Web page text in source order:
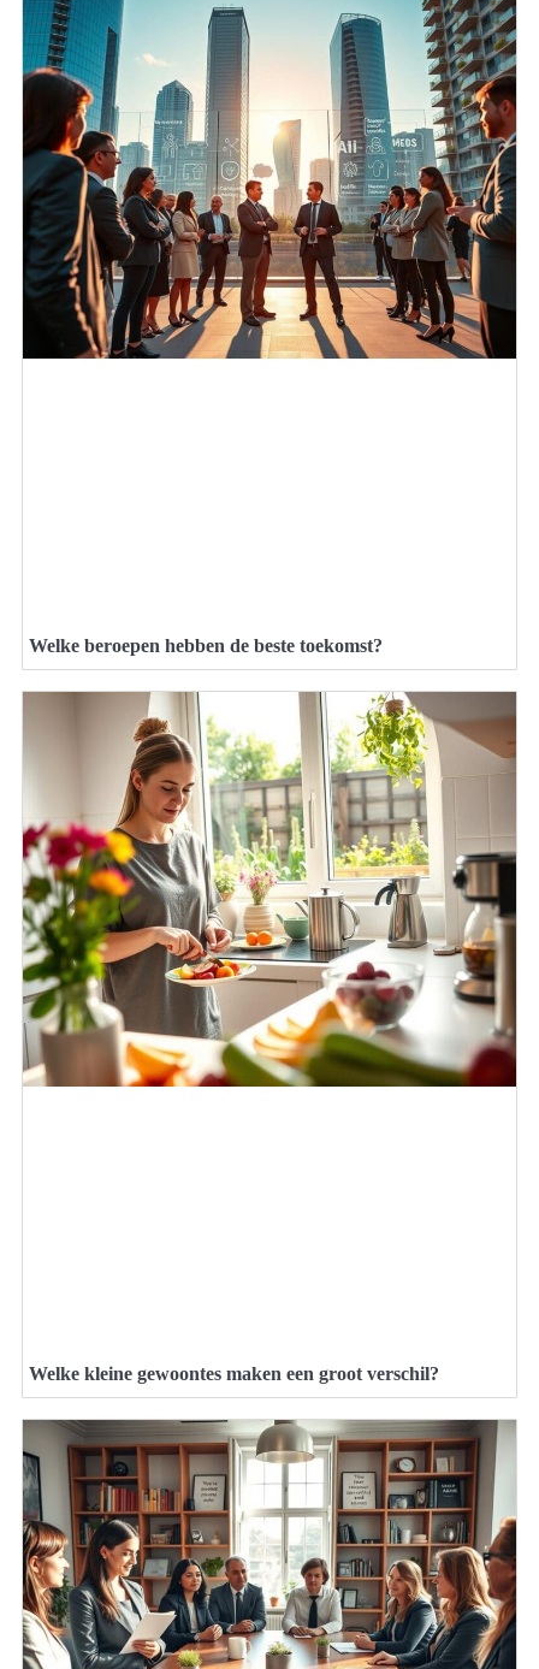
Welke beroepen hebben de beste toekomst?
Welke kleine gewoontes maken een groot verschil?